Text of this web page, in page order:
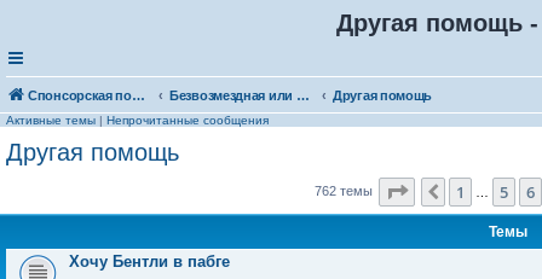
Другая помощь
Спонсорская помощь. Выберите рубрику для объявления Безвозмездная или условно-безвозмездная помощь Другая помощь
Активные темы | Непрочитанные сообщения
Другая помощь
762 темы Страница из 16
Пред.
1 5 6
Темы
Хочу Бентли в пабге